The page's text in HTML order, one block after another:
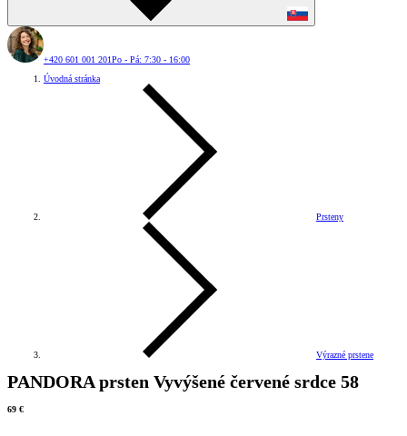
+420 601 001 201Po - Pá: 7:30 - 16:00
Úvodná stránka
Prsteny
Výrazné prstene
PANDORA prsten Vyvýšené červené srdce 58
69 €